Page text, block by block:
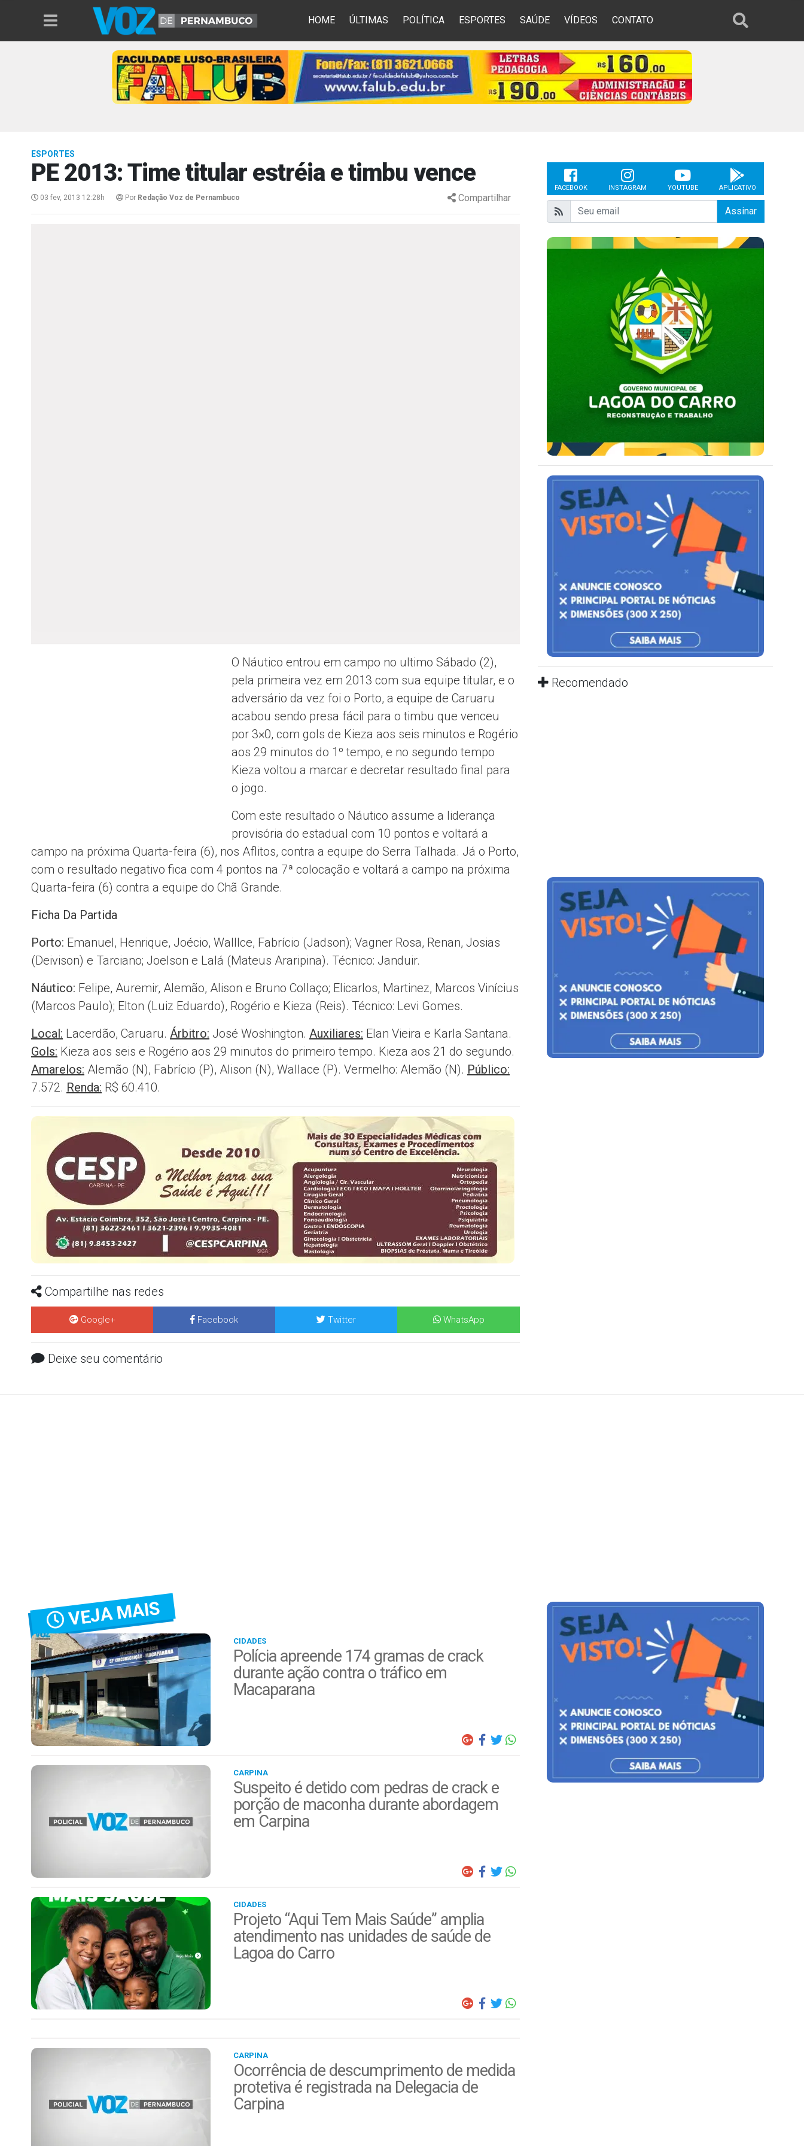
HOME ÚLTIMAS POLÍTICA ESPORTES SAÚDE VÍDEOS CONTATO
ESPORTES
PE 2013: Time titular estréia e timbu vence
03 fev, 2013 12:28h Por Redação Voz de Pernambuco Compartilhar
O Náutico entrou em campo no ultimo Sábado (2),
pela primeira vez em 2013 com sua equipe titular, e o
adversário da vez foi o Porto, a equipe de Caruaru
acabou sendo presa fácil para o timbu que venceu
por 3×0, com gols de Kieza aos seis minutos e Rogério
aos 29 minutos do 1º tempo, e no segundo tempo
Kieza voltou a marcar e decretar resultado final para
o jogo.
Com este resultado o Náutico assume a liderança
provisória do estadual com 10 pontos e voltará a
campo na próxima Quarta-feira (6), nos Aflitos, contra a equipe do Serra Talhada. Já o Porto,
com o resultado negativo fica com 4 pontos na 7ª colocação e voltará a campo na próxima
Quarta-feira (6) contra a equipe do Chã Grande.
Ficha Da Partida
Porto: Emanuel, Henrique, Joécio, Walllce, Fabrício (Jadson); Vagner Rosa, Renan, Josias
(Deivison) e Tarciano; Joelson e Lalá (Mateus Araripina). Técnico: Janduir.
Náutico: Felipe, Auremir, Alemão, Alison e Bruno Collaço; Elicarlos, Martinez, Marcos Vinícius
(Marcos Paulo); Elton (Luiz Eduardo), Rogério e Kieza (Reis). Técnico: Levi Gomes.
Local: Lacerdão, Caruaru. Árbitro: José Woshington. Auxiliares: Elan Vieira e Karla Santana.
Gols: Kieza aos seis e Rogério aos 29 minutos do primeiro tempo. Kieza aos 21 do segundo.
Amarelos: Alemão (N), Fabrício (P), Alison (N), Wallace (P). Vermelho: Alemão (N). Público:
7.572. Renda: R$ 60.410.
Compartilhe nas redes
Google+ Facebook Twitter WhatsApp
Deixe seu comentário
FACEBOOK INSTAGRAM YOUTUBE APLICATIVO
Assinar
Recomendado
VEJA MAIS
CIDADES
Polícia apreende 174 gramas de crack
durante ação contra o tráfico em
Macaparana
CARPINA
Suspeito é detido com pedras de crack e
porção de maconha durante abordagem
em Carpina
CIDADES
Projeto “Aqui Tem Mais Saúde” amplia
atendimento nas unidades de saúde de
Lagoa do Carro
CARPINA
Ocorrência de descumprimento de medida
protetiva é registrada na Delegacia de
Carpina